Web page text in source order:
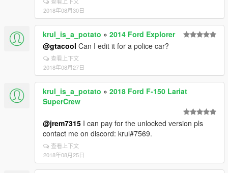
2018年08月30日
krul_is_a_potato » 2014 Ford Explorer
@gtacool Can I edit it for a police car?
查看上下文
2018年08月27日
krul_is_a_potato » 2018 Ford F-150 Lariat
SuperCrew
@jrem7315 I can pay for the unlocked version pls
contact me on discord: krul#7569.
查看上下文
2018年08月25日